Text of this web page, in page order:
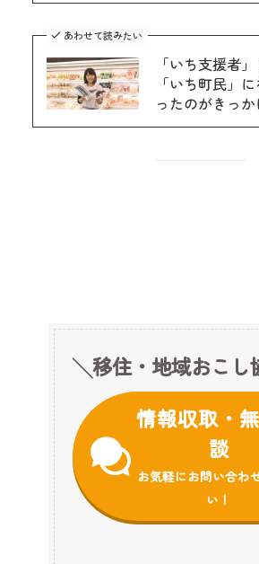
あわせて読みたい
「いち支援者」
「いち町民」
ったのがきっ
╲移住・地域おこ
情報収取・
談
お気軽にお問い合わ
い！